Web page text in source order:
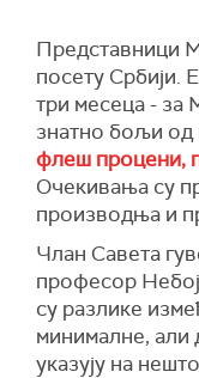
Представници
посету Србији.
три месеца - за
знатно бољи од
флеш процени,
Очекивања су
производња и
Члан Савета
професор
су разлике
минималне, али
указују на